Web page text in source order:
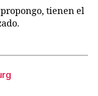
tienen el